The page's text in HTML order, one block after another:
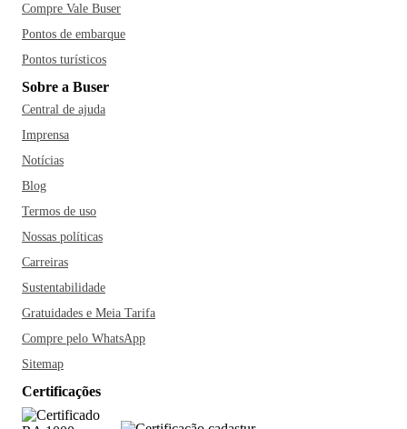
Compre Vale Buser
Pontos de embarque
Pontos turísticos
Sobre a Buser
Central de ajuda
Imprensa
Notícias
Blog
Termos de uso
Nossas políticas
Carreiras
Sustentabilidade
Gratuidades e Meia Tarifa
Compre pelo WhatsApp
Sitemap
Certificações